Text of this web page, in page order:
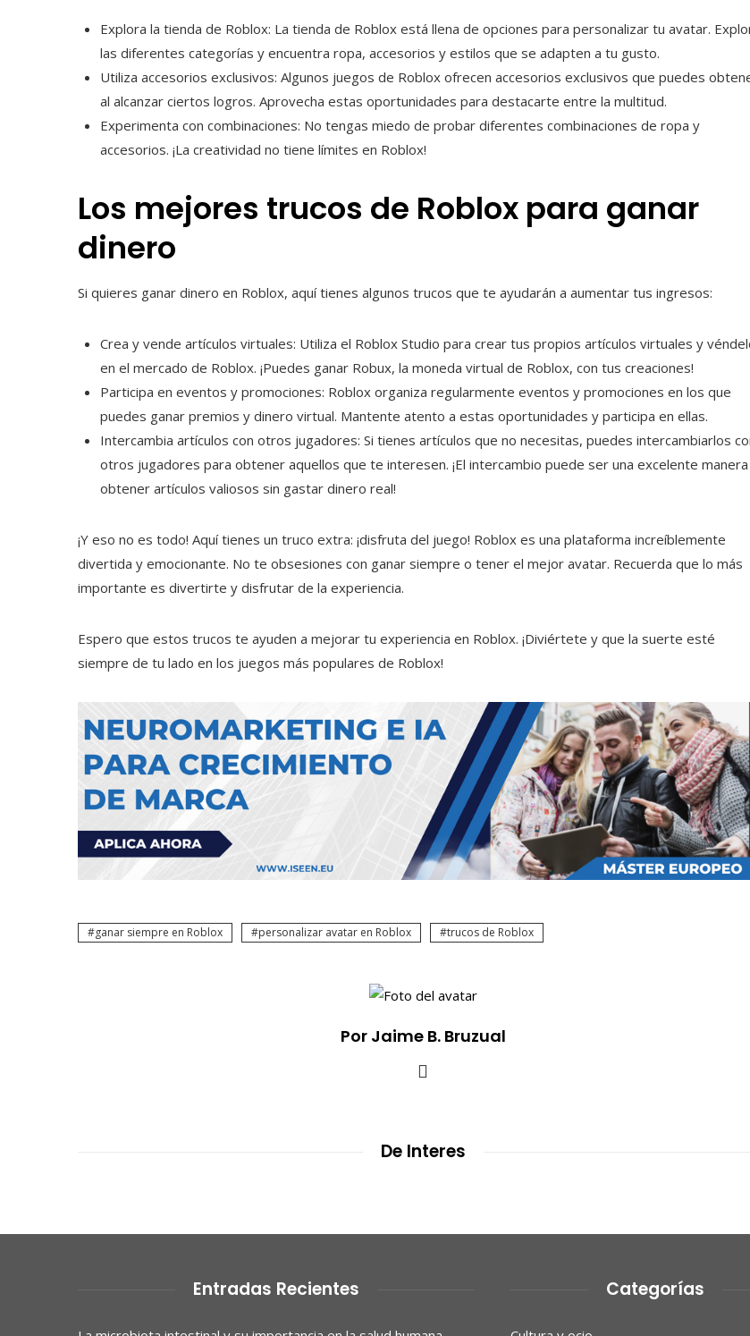
Explora la tienda de Roblox: La tienda de Roblox está llena de opciones para personalizar tu avatar.
las diferentes categorías y encuentra ropa, accesorios y estilos que se adapten a tu gusto.
Utiliza accesorios exclusivos: Algunos juegos de Roblox ofrecen accesorios exclusivos que puedes
al alcanzar ciertos logros. Aprovecha estas oportunidades para destacarte entre la multitud.
Experimenta con combinaciones: No tengas miedo de probar diferentes combinaciones de ropa y
accesorios. ¡La creatividad no tiene límites en Roblox!
Los mejores trucos de Roblox para ganar
dinero
Si quieres ganar dinero en Roblox, aquí tienes algunos trucos que te ayudarán a aumentar tus ingresos:
Crea y vende artículos virtuales: Utiliza el Roblox Studio para crear tus propios artículos virtuales y
en el mercado de Roblox. ¡Puedes ganar Robux, la moneda virtual de Roblox, con tus creaciones!
Participa en eventos y promociones: Roblox organiza regularmente eventos y promociones en los que
puedes ganar premios y dinero virtual. Mantente atento a estas oportunidades y participa en ellas.
Intercambia artículos con otros jugadores: Si tienes artículos que no necesitas, puedes intercambiarlos
otros jugadores para obtener aquellos que te interesen. ¡El intercambio puede ser una excelente
obtener artículos valiosos sin gastar dinero real!
¡Y eso no es todo! Aquí tienes un truco extra: ¡disfruta del juego! Roblox es una plataforma increíblemente
divertida y emocionante. No te obsesiones con ganar siempre o tener el mejor avatar. Recuerda que lo más
importante es divertirte y disfrutar de la experiencia.
Espero que estos trucos te ayuden a mejorar tu experiencia en Roblox. ¡Diviértete y que la suerte esté
siempre de tu lado en los juegos más populares de Roblox!
ganar siempre en Roblox personalizar avatar en Roblox trucos de Roblox
Por Jaime B. Bruzual
De Interes
Entradas Recientes Categorías